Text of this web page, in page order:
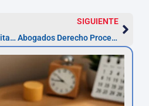
Abogados Derecho Militar en Alcorcón | Plazos y pasos clave
SIGUIENTE
Abogados Derecho Procesal en Alcorcón — Plazos clave